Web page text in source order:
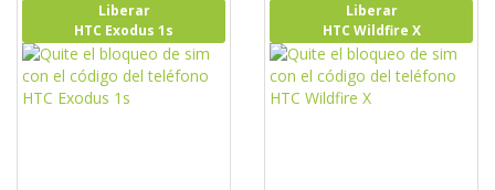
Liberar
HTC Exodus 1s
Liberar
HTC Wildfire X